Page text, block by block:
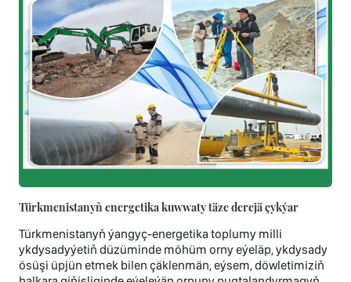
Türkmenistanyň energetika kuwwaty täze derejä çykýar
Türkmenistanyň ýangyç-energetika toplumy milli
ykdysadyýetiň düzüminde möhüm orny eýeläp, ykdysady
ösüşi üpjün etmek bilen çäklenmän, eýsem, döwletimiziň